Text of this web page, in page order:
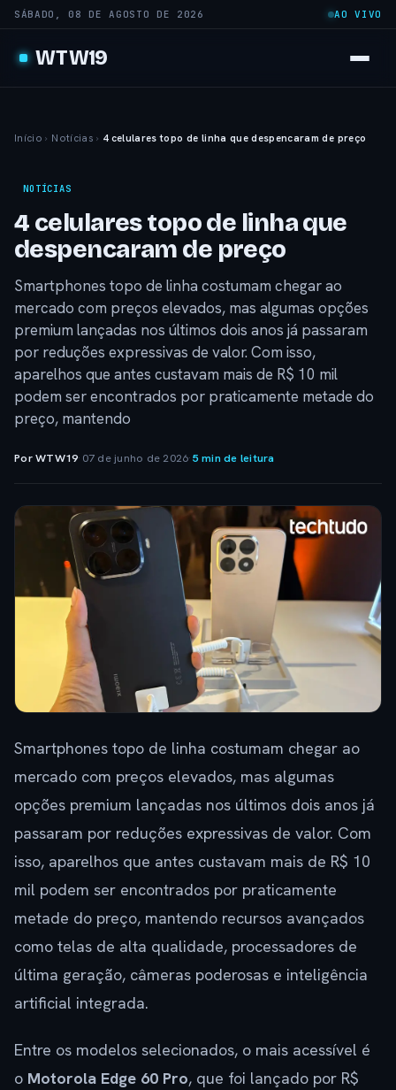
SÁBADO, 08 DE AGOSTO DE 2026 AO VIVO
WTW19
Início › Notícias › 4 celulares topo de linha que despencaram de preço
NOTÍCIAS
4 celulares topo de linha que
despencaram de preço
Smartphones topo de linha costumam chegar ao
mercado com preços elevados, mas algumas opções
premium lançadas nos últimos dois anos já passaram
por reduções expressivas de valor. Com isso,
aparelhos que antes custavam mais de R$ 10 mil
podem ser encontrados por praticamente metade do
preço, mantendo
Por WTW19· 07 de junho de 2026·5 min de leitura
Smartphones topo de linha costumam chegar ao
mercado com preços elevados, mas algumas
opções premium lançadas nos últimos dois anos já
passaram por reduções expressivas de valor. Com
isso, aparelhos que antes custavam mais de R$ 10
mil podem ser encontrados por praticamente
metade do preço, mantendo recursos avançados
como telas de alta qualidade, processadores de
última geração, câmeras poderosas e inteligência
artificial integrada.
Entre os modelos selecionados, o mais acessível é
o Motorola Edge 60 Pro, que foi lançado por R$